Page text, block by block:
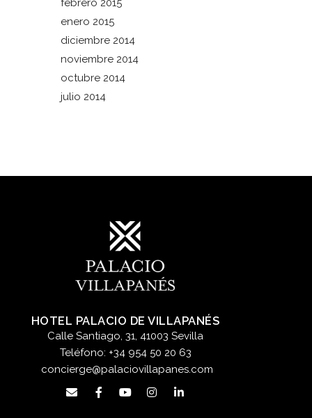
febrero 2015
enero 2015
diciembre 2014
noviembre 2014
octubre 2014
julio 2014
HOTEL PALACIO DE VILLAPANÉS
Calle Santiago, 31, 41003 Sevilla
Teléfono: +34 954 50 20 63
concierge@palaciovillapanes.com